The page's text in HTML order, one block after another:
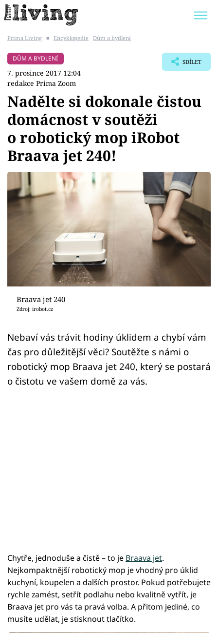
BYDLENÍ SLAVNÝCH
Témata
Bydlení
Zahrada
Design
Sledujte prima+
Přihlášení
Sledujte nás
Prima Living ■ Encyklopedie Dům a bydlení
DŮM A BYDLENÍ
7. prosince 2017 12:04
redakce Prima Zoom
SDÍLET
Nadělte si dokonale čistou
domácnost v soutěži
o robotický mop iRobot
Braava jet 240!
Braava jet 240
Zdroj: irobot.cz
Nebaví vás trávit hodiny úklidem a chybí vám
čas pro důležitější věci? Soutěžte s námi o
robotický mop Braava jet 240, který se postará
o čistotu ve vašem domě za vás.
Chytře, jednoduše a čistě – to je Braava jet.
Nejkompaktnější robotický mop je vhodný pro úklid
kuchyní, koupelen a dalších prostor. Pokud potřebujete
rychle zamést, setřít podlahu nebo kvalitně vytřít, je
Braava jet pro vás ta pravá volba. A přitom jediné, co
musíte udělat, je stisknout tlačítko.